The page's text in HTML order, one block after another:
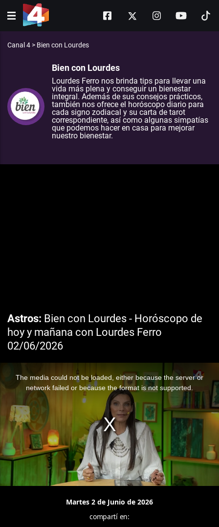
Canal 4 > Bien con Lourdes
Bien con Lourdes
Lourdes Ferro nos brinda tips para llevar una
vida más plena y conseguir un bienestar
integral. Además de sus consejos prácticos,
también nos ofrece el horóscopo diario para
cada signo zodiacal y su carta de tarot
correspondiente, así como algunas simpatías
que podemos hacer en casa para mejorar
nuestro bienestar.
Astros Bien con Lourdes - Horóscopo de
hoy y mañana con Lourdes Ferro
02/06/2026
The media could not be loaded, either because the server or
network failed or because the format is not supported.
Martes 2 de Junio de 2026
compartí en: